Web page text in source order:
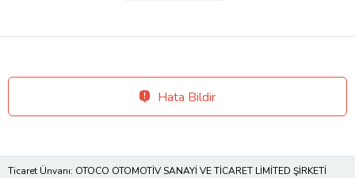
Hata Bildir
Ticaret Ünvanı: OTOCO OTOMOTİV SANAYİ VE TİCARET LİMİTED ŞİRKETİ